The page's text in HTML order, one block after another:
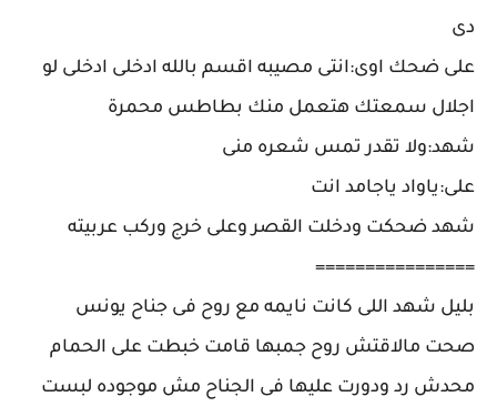
دى
على ضحك اوى:انتى مصيبه اقسم بالله ادخلى ادخلى لو
اجلال سمعتك هتعمل منك بطاطس محمرة
شهد:ولا تقدر تمس شعره منى
على:ياواد ياجامد انت
شهد ضحكت ودخلت القصر وعلى خرج وركب عربيته
================
بليل شهد اللى كانت نايمه مع روح فى جناح يونس
صحت مالاقتش روح جمبها قامت خبطت على الحمام
محدش رد ودورت عليها فى الجناح مش موجوده لبست